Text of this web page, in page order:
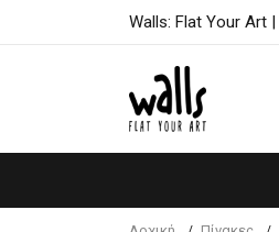
Walls: Flat Your Art |